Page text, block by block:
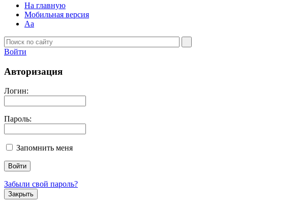
На главную
Мобильная версия
Aa
Войти
Авторизация
Логин:
Пароль:
Запомнить меня
Забыли свой пароль?
Закрыть